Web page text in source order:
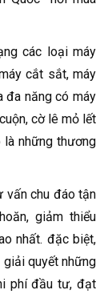
các loại máy
cắt sắt, máy
đa năng có máy
cờ lê mỏ lết
là những thương
vấn chu đáo tận
giảm thiểu
nhất. đặc biệt,
quyết những
phí đầu tư, đạt